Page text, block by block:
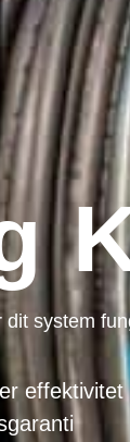
system
effektivitet